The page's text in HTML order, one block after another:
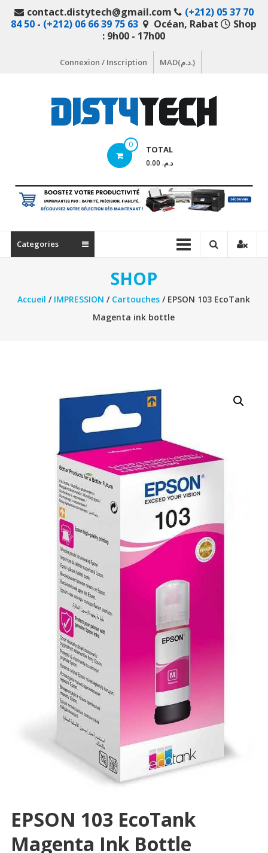
contact.distytech@gmail.com
(+212) 05 37 70
84 50 - (+212) 06 66 39 75 63 Océan, Rabat
Shop
: 9h00 - 17h00
Connexion / Inscription MAD(د.م.)
en
ligne
matériel
informatique
0 TOTAL
د.م. 0.00
Categories
SHOP
Accueil / IMPRESSION / Cartouches / EPSON 103 EcoTank
Magenta ink bottle
EPSON 103 EcoTank
Magenta Ink Bottle